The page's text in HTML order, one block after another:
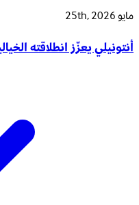
مايو 25th, 2026
أنتونيلي يعزّز انطلاقته